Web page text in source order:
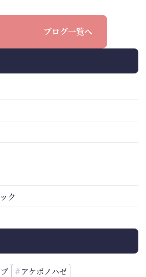
ブログ一覧へ
ク
アケボノハゼ